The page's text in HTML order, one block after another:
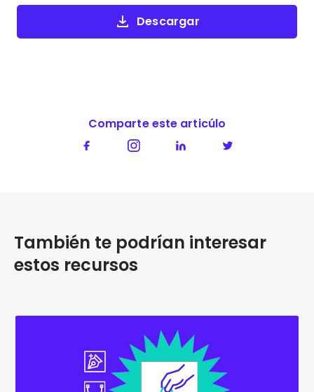
Descargar
Comparte este articúlo
También te podrían interesar
estos recursos